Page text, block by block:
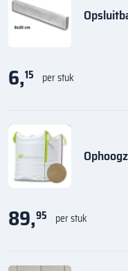
6,15 per stuk
89,95 per stuk